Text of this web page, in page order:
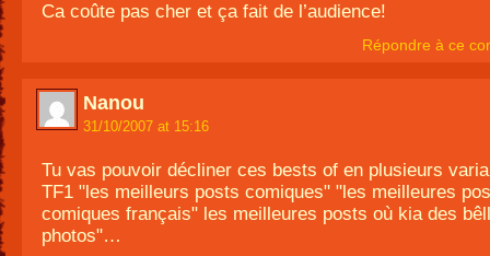
Ca coûte pas cher et ça fait de l’audience!
Répondre à ce
Nanou
31/10/2007 at 15:16
Tu vas pouvoir décliner ces bests of en plusieurs
TF1 "les meilleurs posts comiques" "les meilleures
comiques français" les meilleures posts où kia des
photos"…